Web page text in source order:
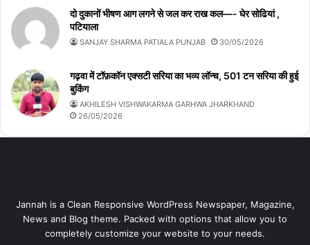
दो दुकानों भीषण आग लगने से जल कर राख कल—- घेर सोढियां ,
पटियाला
SANJAY SHARMA PATIALA PUNJAB 30/05/2026
गढ़वा में टॉफ़कॉन एक्सटी सरिया का भव्य लॉन्च, 501 टन सरिया की हुई
बुकिंग
AKHILESH VISHWAKARMA GARHWA JHARKHAND
26/05/2026
Jannah is a Clean Responsive WordPress Newspaper, Magazine,
News and Blog theme. Packed with options that allow you to
completely customize your website to your needs.